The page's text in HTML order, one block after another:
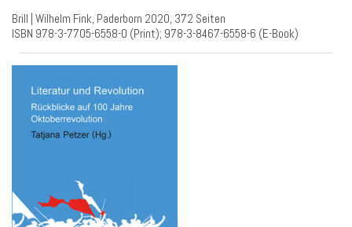
Brill | Wilhelm Fink, Paderborn 2020, 372 Seiten
ISBN 978-3-7705-6558-0 (Print); 978-3-8467-6558-6 (E-Book)